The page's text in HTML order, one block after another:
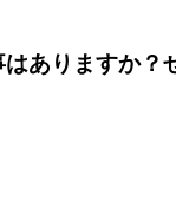
ありますか？